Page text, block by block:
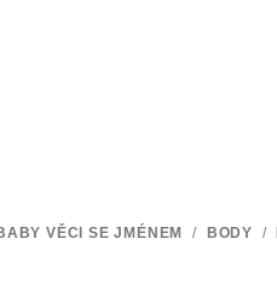
VĚCI SE JMÉNEM / BODY /